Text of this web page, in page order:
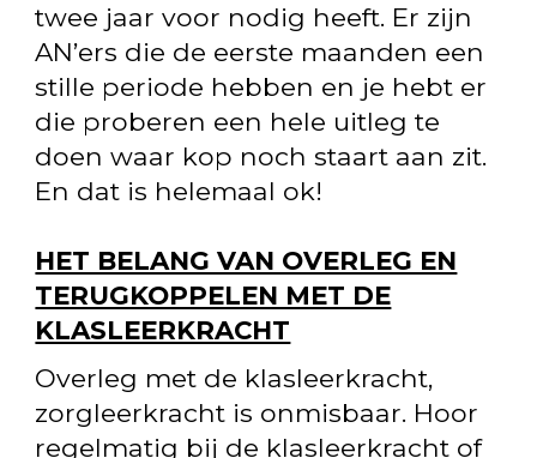
twee jaar voor nodig heeft. Er zijn
AN’ers die de eerste maanden een
stille periode hebben en je hebt er
die proberen een hele uitleg te
doen waar kop noch staart aan zit.
En dat is helemaal ok!
HET BELANG VAN OVERLEG EN
TERUGKOPPELEN MET DE
KLASLEERKRACHT
Overleg met de klasleerkracht,
zorgleerkracht is onmisbaar. Hoor
regelmatig bij de klasleerkracht of